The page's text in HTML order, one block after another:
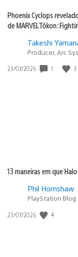
Phoenix Cyclops
de MARVEL Tōkon:
Takeshi
Producer, Arc
Data
23/07/2026 1 3
13 maneiras em que
Phil Hornshaw
PlayStation
Data
23/07/2026 4